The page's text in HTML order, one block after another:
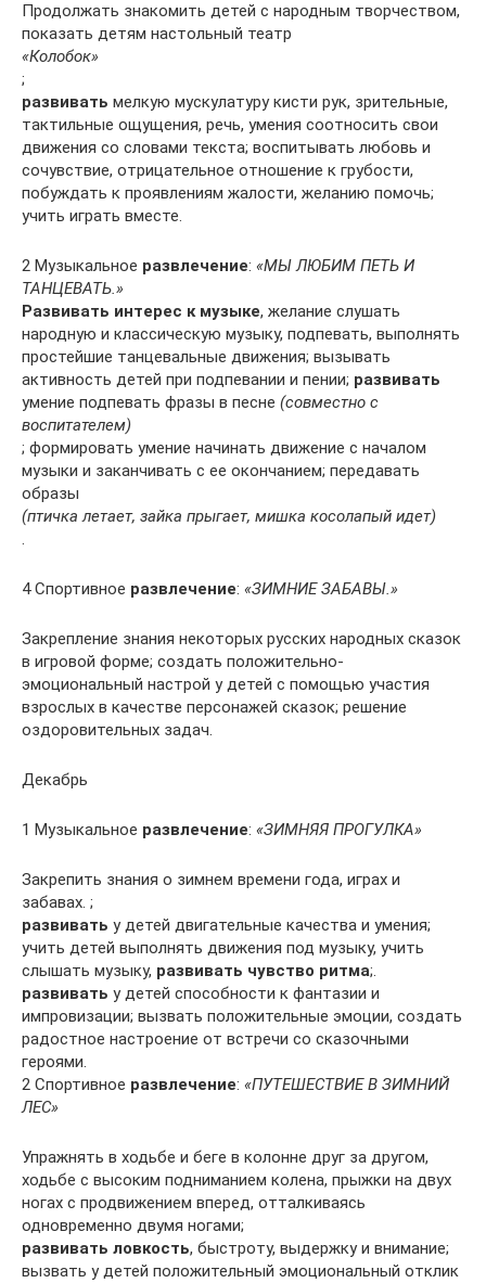
Продолжать знакомить детей с народным творчеством,
показать детям настольный театр
«Колобок»
;
развивать мелкую мускулатуру кисти рук, зрительные,
тактильные ощущения, речь, умения соотносить свои
движения со словами текста; воспитывать любовь и
сочувствие, отрицательное отношение к грубости,
побуждать к проявлениям жалости, желанию помочь;
учить играть вместе.
2 Музыкальное развлечение: «МЫ ЛЮБИМ ПЕТЬ И
ТАНЦЕВАТЬ.»
Развивать интерес к музыке, желание слушать
народную и классическую музыку, подпевать, выполнять
простейшие танцевальные движения; вызывать
активность детей при подпевании и пении; развивать
умение подпевать фразы в песне (совместно с
воспитателем)
; формировать умение начинать движение с началом
музыки и заканчивать с ее окончанием; передавать
образы
(птичка летает, зайка прыгает, мишка косолапый идет)
.
4 Спортивное развлечение: «ЗИМНИЕ ЗАБАВЫ.»
Закрепление знания некоторых русских народных сказок
в игровой форме; создать положительно-
эмоциональный настрой у детей с помощью участия
взрослых в качестве персонажей сказок; решение
оздоровительных задач.
Декабрь
1 Музыкальное развлечение: «ЗИМНЯЯ ПРОГУЛКА»
Закрепить знания о зимнем времени года, играх и
забавах. ;
развивать у детей двигательные качества и умения;
учить детей выполнять движения под музыку, учить
слышать музыку, развивать чувство ритма;.
развивать у детей способности к фантазии и
импровизации; вызвать положительные эмоции, создать
радостное настроение от встречи со сказочными
героями.
2 Спортивное развлечение: «ПУТЕШЕСТВИЕ В ЗИМНИЙ
ЛЕС»
Упражнять в ходьбе и беге в колонне друг за другом,
ходьбе с высоким подниманием колена, прыжки на двух
ногах с продвижением вперед, отталкиваясь
одновременно двумя ногами;
развивать ловкость, быстроту, выдержку и внимание;
вызвать у детей положительный эмоциональный отклик